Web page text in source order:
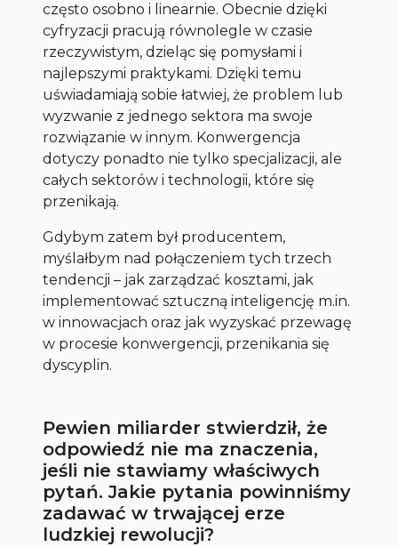
często osobno i linearnie. Obecnie dzięki
cyfryzacji pracują równolegle w czasie
rzeczywistym, dzieląc się pomysłami i
najlepszymi praktykami. Dzięki temu
uświadamiają sobie łatwiej, że problem lub
wyzwanie z jednego sektora ma swoje
rozwiązanie w innym. Konwergencja
dotyczy ponadto nie tylko specjalizacji, ale
całych sektorów i technologii, które się
przenikają.
Gdybym zatem był producentem,
myślałbym nad połączeniem tych trzech
tendencji – jak zarządzać kosztami, jak
implementować sztuczną inteligencję m.in.
w innowacjach oraz jak wyzyskać przewagę
w procesie konwergencji, przenikania się
dyscyplin.
Pewien miliarder stwierdził, że
odpowiedź nie ma znaczenia,
jeśli nie stawiamy właściwych
pytań. Jakie pytania powinniśmy
zadawać w trwającej erze
ludzkiej rewolucji?